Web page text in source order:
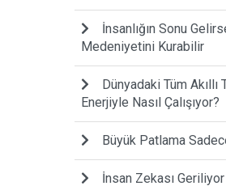
İnsanlığın Sonu
Medeniyetini Kurabilir
Dünyadaki Tüm
Enerjiyle Nasıl Çalışıyor?
Büyük Patlama
İnsan Zekası